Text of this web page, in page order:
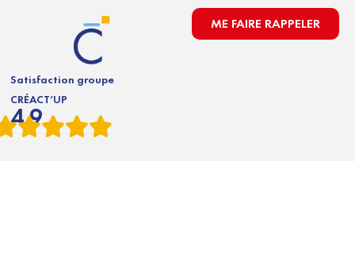
Satisfaction groupe
CRÉACT’UP
4.9
ME FAIRE RAPPELER